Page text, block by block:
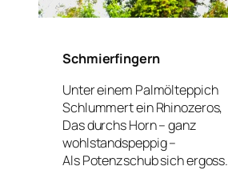
Schmierfingern
Unter einem Palmölteppich
Schlummert ein Rhinozeros,
Das durchs Horn – ganz
wohlstandspeppig –
Als Potenzschub sich ergoss.